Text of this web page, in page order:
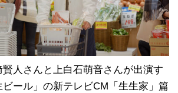
人さんと上白石萌音さんが出演す
ール」の新テレビCM「生生家」篇